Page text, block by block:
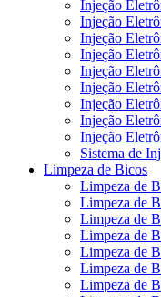
Injeção
Injeção
Injeção
Injeção
Injeção
Injeção
Injeção
Injeção
Injeção
Sistema de
Limpeza de Bicos
Limpeza de
Limpeza de
Limpeza de
Limpeza de
Limpeza de
Limpeza de
Limpeza de